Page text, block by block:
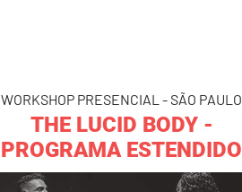
WORKSHOP PRESENCIAL - SÃO PAULO
THE LUCID BODY -
PROGRAMA ESTENDIDO